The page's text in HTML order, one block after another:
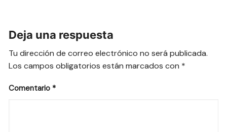
Deja una respuesta
Tu dirección de correo electrónico no será publicada.
Los campos obligatorios están marcados con *
Comentario *